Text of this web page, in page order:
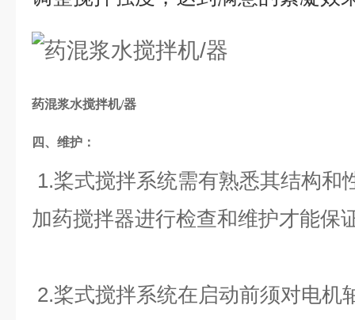
药混浆水搅拌机/器
四、维护：
1.桨式搅拌系统需有熟悉其结构和
加药搅拌器进行检查和维护才能
2.桨式搅拌系统在启动前须对电机